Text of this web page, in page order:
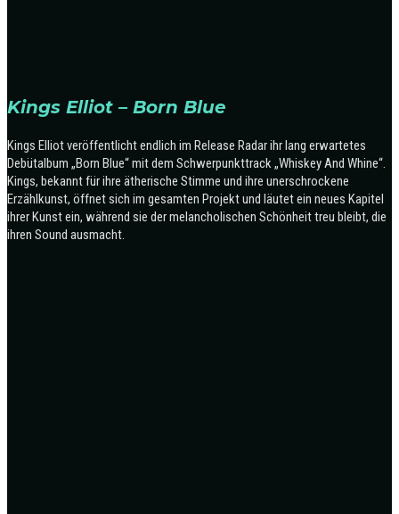
Kings Elliot – Born Blue
Kings Elliot veröffentlicht endlich im Release Radar ihr lang erwartetes
Debütalbum „Born Blue“ mit dem Schwerpunkttrack „Whiskey And Whine“.
Kings, bekannt für ihre ätherische Stimme und ihre unerschrockene
Erzählkunst, öffnet sich im gesamten Projekt und läutet ein neues Kapitel
ihrer Kunst ein, während sie der melancholischen Schönheit treu bleibt, die
ihren Sound ausmacht.